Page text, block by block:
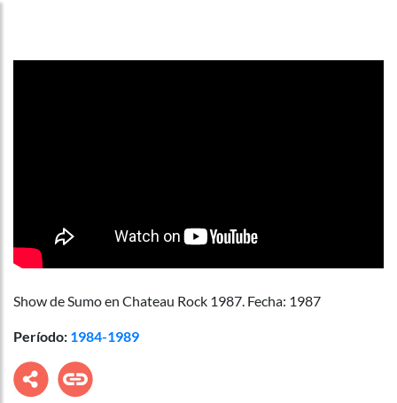
Show de Sumo en Chateau Rock 1987. Fecha: 1987
Período: 1984-1989